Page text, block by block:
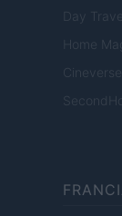
Day
Home